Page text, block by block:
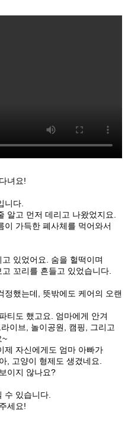
녀요!
니다.
알고 먼저 데리고 나왔었지요.
이 가득한 폐사체를 먹어와서
있었어요. 숨을 헐떡이며
꼬리를 흔들고 있었습니다.
정했는데, 뜻밖에도 케어의 오랜
티도 했고요. 엄마에게 안겨
이브, 놀이공원, 캠핑, 그리고
~
제 자신에게도 엄마 아빠가
, 고양이 형제도 생겼네요.
이지 않나요?
수 있습니다.
세요!